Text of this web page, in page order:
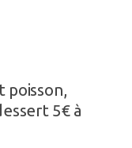
poisson,
5€ à